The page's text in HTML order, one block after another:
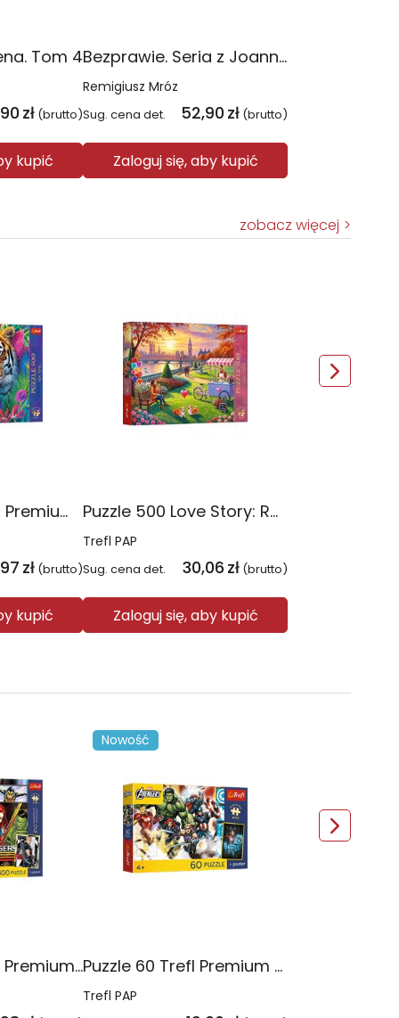
Tom 4
zł (brutto)
kupić
Bezprawie. Seria z Joanną Chyłką. Tom 20
Remigiusz Mróz
Sug. cena det. 52,90 zł (brutto)
Zaloguj się, aby kupić
zobacz więcej
Puzzle 500 Trefl Premium Plus Tea Time Tygrysy w dżungli 37625
zł (brutto)
kupić
Puzzle 500 Love Story: Romantyczny Londyn 37620
Trefl PAP
Sug. cena det. 30,06 zł (brutto)
Zaloguj się, aby kupić
Puzzle 300 Trefl Premium Plus Kids Disney Marvel the Avengers Siła Drużyny 23046
Nowość
Puzzle 60 Trefl Premium Plus Kids Marvel Razem Silniejsi 17436
Trefl PAP